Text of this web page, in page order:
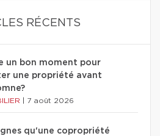
RÉCENTS
un bon moment pour
une propriété avant
7 août 2026
qu'une copropriété